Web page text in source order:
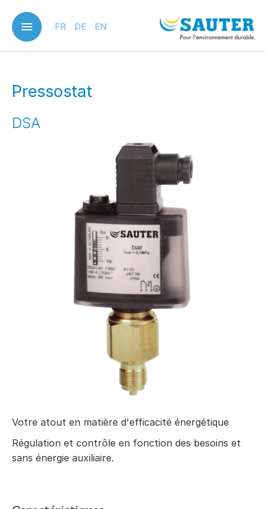
main
content
FR DE EN
Pressostat
DSA
Votre atout en matière d'efficacité énergétique
Régulation et contrôle en fonction des besoins et
sans énergie auxiliaire.